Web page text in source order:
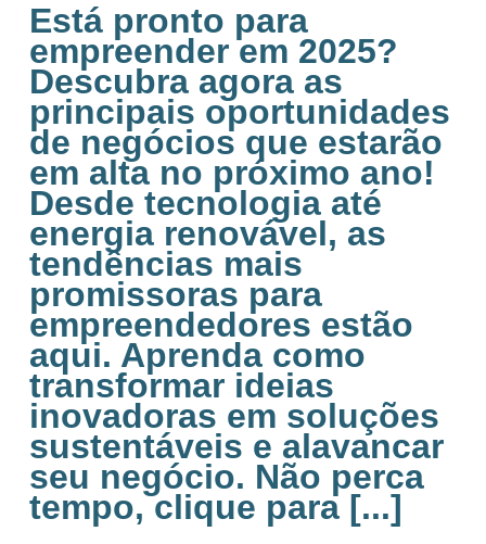
Está pronto para
empreender em 2025?
Descubra agora as
principais oportunidades
de negócios que estarão
em alta no próximo ano!
Desde tecnologia até
energia renovável, as
tendências mais
promissoras para
empreendedores estão
aqui. Aprenda como
transformar ideias
inovadoras em soluções
sustentáveis e alavancar
seu negócio. Não perca
tempo, clique para [...]